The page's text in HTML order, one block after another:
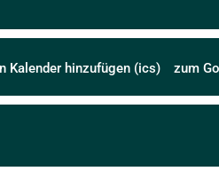
Kalender hinzufügen (ics) zum